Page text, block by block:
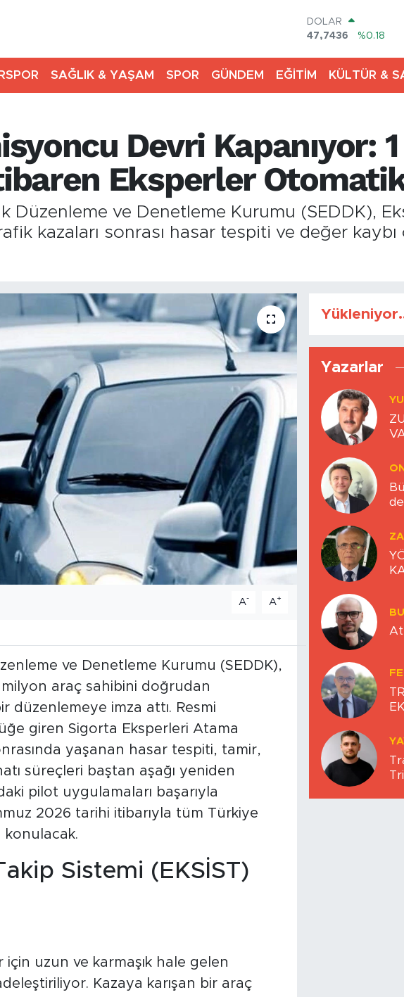
DOLAR
47,7436
%0.18
STERLİN
64,4811
%0.38
13.779
%-14
BITCOIN
64.840,97
%-0.15
SAĞLIK & YAŞAM SPOR GÜNDEM EĞİTİM KÜLTÜR &
Devri Kapanıyor: 1
Eksperler
Düzenleme ve Denetleme Kurumu (SEDDK),
kazaları sonrası hasar tespiti ve değer
A- A+
ve Denetleme Kurumu (SEDDK),
milyon araç sahibini doğrudan
düzenlemeye imza attı. Resmi
giren Sigorta Eksperleri Atama
yaşanan hasar tespiti, tamir,
süreçleri baştan aşağı yeniden
pilot uygulamaları başarıyla
2026 tarihi itibarıyla tüm Türkiye
Sistemi (EKSİST)
uzun ve karmaşık hale gelen
Kazaya karışan bir araç
Yazarlar